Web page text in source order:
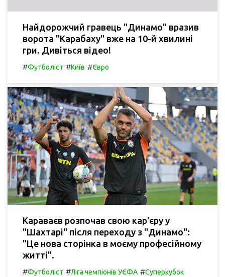
Найдорожчий гравець "Динамо" вразив
ворота "Карабаху" вже на 10-й хвилині
гри. Дивіться відео!
#Футболіст #Київ #Євро
Караваєв розпочав свою кар'єру у
"Шахтарі" після переходу з "Динамо":
"Це нова сторінка в моєму професійному
житті".
#Футболіст #Ліга чемпіонів УЄФА #Суперкубок